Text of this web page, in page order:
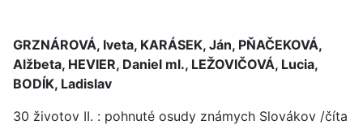
GRZNÁROVÁ, Iveta, KARÁSEK, Ján, PŇAČEKOVÁ,
Alžbeta, HEVIER, Daniel ml., LEŽOVIČOVÁ, Lucia,
BODÍK, Ladislav
30 životov II. : pohnuté osudy známych Slovákov /číta